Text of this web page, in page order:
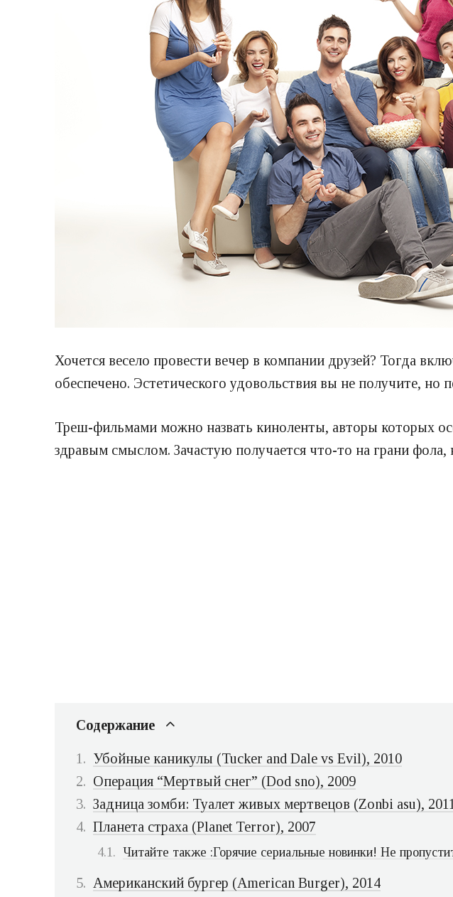
Хочется весело провести вечер в компании друзей? Тогда
обеспечено. Эстетического удовольствия вы не получите, но
Треш-фильмами можно назвать киноленты, авторы которых
здравым смыслом. Зачастую получается что-то на грани
Содержание
Убойные каникулы (Tucker and Dale vs Evil), 2010
Операция “Мертвый снег” (Dod sno), 2009
Задница зомби: Туалет живых мертвецов (Zonbi asu), 2011
Планета страха (Planet Terror), 2007
Читайте также :Горячие сериальные новинки! Не
Американский бургер (American Burger), 2014